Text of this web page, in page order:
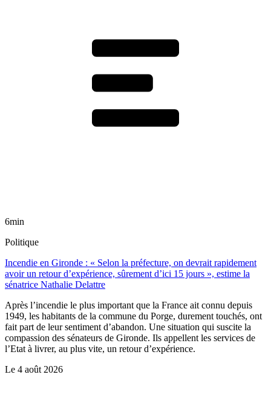
6min
Politique
Incendie en Gironde : « Selon la préfecture, on devrait rapidement
avoir un retour d’expérience, sûrement d’ici 15 jours », estime la
sénatrice Nathalie Delattre
Après l’incendie le plus important que la France ait connu depuis
1949, les habitants de la commune du Porge, durement touchés, ont
fait part de leur sentiment d’abandon. Une situation qui suscite la
compassion des sénateurs de Gironde. Ils appellent les services de
l’Etat à livrer, au plus vite, un retour d’expérience.
Le 4 août 2026